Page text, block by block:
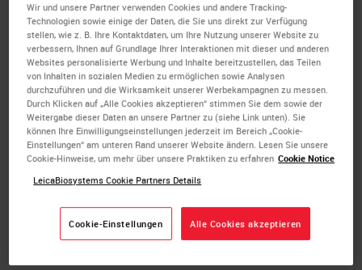
haben.
Fixierungszeit: 12-24 Stunden
Empfohlene Anwendungen
Hierbei handelt es sich um das am häufigsten
verwendete Fixiermittel aufFormaldehydbasisfür
die routinemäßige Histopathologie. Der Puffer hilft,
die Bildung von Formalinpigment zu vermeiden.
Viele Epitope erfordern eine Antigendemaskierung,
angeschlossen werden soll. Die meisten
Pathologen fühlen sich sicher bei der Interpretation
Wir und unsere Partner verwenden Cookies und andere Tracking-
Technologien sowie einige der Daten, die Sie uns direkt zur Verfügung
stellen, wie z. B. Ihre Kontaktdaten, um Ihre Nutzung unserer Website zu
verbessern, Ihnen auf Grundlage Ihrer Interaktionen mit dieser und anderen
Websites personalisierte Werbung und Inhalte bereitzustellen, das Teilen
von Inhalten in sozialen Medien zu ermöglichen sowie Analysen
durchzuführen und die Wirksamkeit unserer Werbekampagnen zu messen.
Durch Klicken auf „Alle Cookies akzeptieren“ stimmen Sie dem sowie der
Weitergabe dieser Daten an unsere Partner zu (siehe Link unten). Sie
können Ihre Einwilligungseinstellungen jederzeit im Bereich „Cookie-
Einstellungen“ am unteren Rand unserer Website ändern. Lesen Sie unsere
Cookie-Hinweise, um mehr über unsere Praktiken zu erfahren Cookie Notice
LeicaBiosystems Cookie Partners Details
Cookie-Einstellungen Alle Cookies akzeptieren